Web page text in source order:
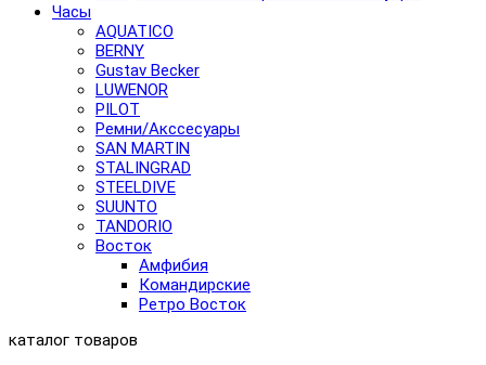
Часы
AQUATICO
BERNY
Gustav Becker
LUWENOR
PILOT
Pемни/Акссесуары
SAN MARTIN
STALINGRAD
STEELDIVE
SUUNTO
TANDORIO
Восток
Амфибия
Командирские
Ретро Восток
каталог товаров